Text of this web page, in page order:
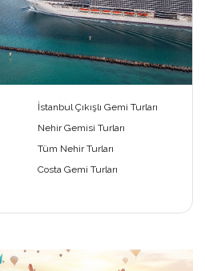
İstanbul Çıkışlı Gemi Turları
Nehir Gemisi Turları
Tüm Nehir Turları
Costa Gemi Turları